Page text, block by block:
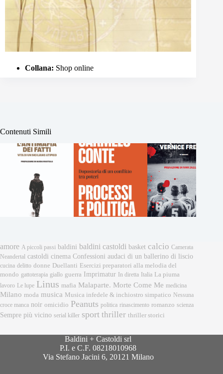
Collana: Shop online
Contenuti Simili
amore A piccoli passi baldini baldini castoldi basket calcio Camerata
Neandertal castoldi cinema Confessioni audaci di un ballerino di liscio
cucina delitto donne Duellanti Esercizi preparatori alla melodia del
mondo gattoterapia giallo guerra Imprimatur In diretta Italia La piuma
lavoro Le lupe Linus mafia Malaparte. Morte Come Me medicina
Milano moda musica Musica infedele & inchiostro simpatico Nessuna
croce manca noir omicidio Peanuts politica rinascimento romanzo scienza
Sempre più vicino serial killer sport thriller thriller storici
Baldini + Castoldi srl
P.I. e C.F. 08218010968
Via Stefano Jacini 6, 20121 Milano